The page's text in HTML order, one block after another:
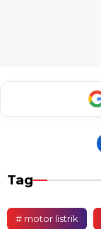
Tag
# motor listrik